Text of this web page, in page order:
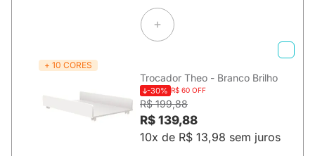
+ 10 CORES
Trocador Theo - Branco Brilho
-30% R$ 60 OFF
R$ 199,88
R$ 139,88
10x de R$ 13,98 sem juros